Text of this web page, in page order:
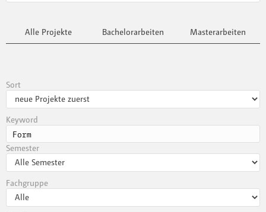
Alle Projekte Bachelorarbeiten Masterarbeiten
Sort
Keyword
Semester
Fachgruppe